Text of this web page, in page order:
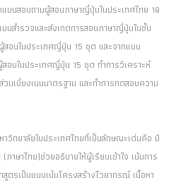
บสอบถามผู้สอนภาษาญี่ปุ่นในประเทศไทย 18
สำรวจและสังเกตการสอนภาษาญี่ปุ่นในชั้น
อนในประเทศญี่ปุ่น 15 ชุด และจากแบบ
นในประเทศญี่ปุ่น 15 ชุด ทำการวิเคราะห์
นเบี่ยงเบนมาตรฐาน และทำการทดสอบความ
ทยาลัยในประเทศไทยที่เป็นลักษณะเด่นคือ มี
าษาไทย)ช่วยอธิบายให้ผู้เรียนเข้าใจ เน้นการ
ตรเป็นแบบเน้นโครงสร้างไวยากรณ์ เนื้อหา